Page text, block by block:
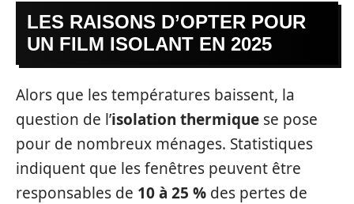
LES RAISONS D’OPTER POUR
UN FILM ISOLANT EN 2025
Alors que les températures baissent, la
question de l’isolation thermique se pose
pour de nombreux ménages. Statistiques
indiquent que les fenêtres peuvent être
responsables de 10 à 25 % des pertes de